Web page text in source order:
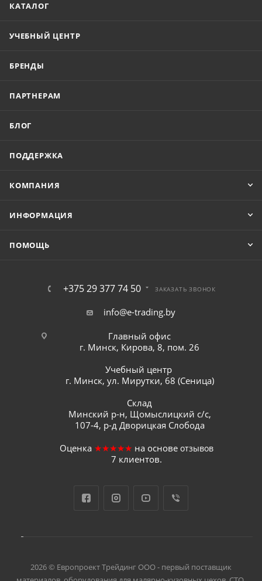
КАТАЛОГ
УЧЕБНЫЙ ЦЕНТР
БРЕНДЫ
ПАРТНЕРАМ
БЛОГ
ПОДДЕРЖКА
КОМПАНИЯ
ИНФОРМАЦИЯ
ПОМОЩЬ
+375 29 377 74 50 ЗАКАЗАТЬ ЗВОНОК
info@e-trading.by
Главный офис
г. Минск, Кирова, 8, пом. 26
Учебный центр
г. Минск, ул. Мирутки, 68 (Сеница)
Склад
Минский р-н, Щомыслицкий с/с,
107-4, р-д Дворицкая Слобода
Оценка ★★★★★ на основе отзывов
7 клиентов.
2026 © Европроект Tрейдинг ООО - первый поставщик